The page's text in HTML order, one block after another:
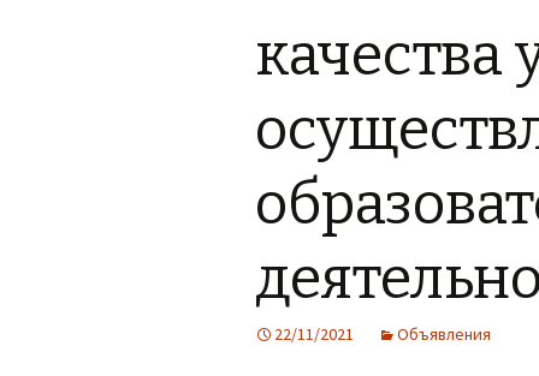
Организация питания в
образовательной
организации
качества
22/11/2021 Объявления